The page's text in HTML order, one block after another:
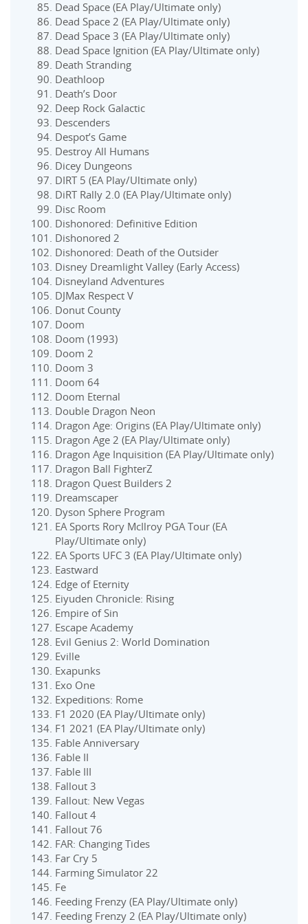
Dead Space (EA Play/Ultimate only)
Dead Space 2 (EA Play/Ultimate only)
Dead Space 3 (EA Play/Ultimate only)
Dead Space Ignition (EA Play/Ultimate only)
Death Stranding
Deathloop
Death’s Door
Deep Rock Galactic
Descenders
Despot’s Game
Destroy All Humans
Dicey Dungeons
DIRT 5 (EA Play/Ultimate only)
DiRT Rally 2.0 (EA Play/Ultimate only)
Disc Room
Dishonored: Definitive Edition
Dishonored 2
Dishonored: Death of the Outsider
Disney Dreamlight Valley (Early Access)
Disneyland Adventures
DJMax Respect V
Donut County
Doom
Doom (1993)
Doom 2
Doom 3
Doom 64
Doom Eternal
Double Dragon Neon
Dragon Age: Origins (EA Play/Ultimate only)
Dragon Age 2 (EA Play/Ultimate only)
Dragon Age Inquisition (EA Play/Ultimate only)
Dragon Ball FighterZ
Dragon Quest Builders 2
Dreamscaper
Dyson Sphere Program
EA Sports Rory McIlroy PGA Tour (EA
Play/Ultimate only)
EA Sports UFC 3 (EA Play/Ultimate only)
Eastward
Edge of Eternity
Eiyuden Chronicle: Rising
Empire of Sin
Escape Academy
Evil Genius 2: World Domination
Eville
Exapunks
Exo One
Expeditions: Rome
F1 2020 (EA Play/Ultimate only)
F1 2021 (EA Play/Ultimate only)
Fable Anniversary
Fable II
Fable III
Fallout 3
Fallout: New Vegas
Fallout 4
Fallout 76
FAR: Changing Tides
Far Cry 5
Farming Simulator 22
Fe
Feeding Frenzy (EA Play/Ultimate only)
Feeding Frenzy 2 (EA Play/Ultimate only)